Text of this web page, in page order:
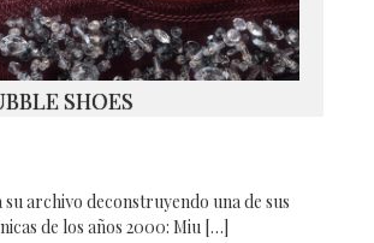
SHOES
archivo deconstruyendo una de sus
de los años 2000: Miu […]